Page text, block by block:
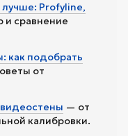
Profyline,
и сравнение
как подобрать
от
видеостены — от
калибровки.